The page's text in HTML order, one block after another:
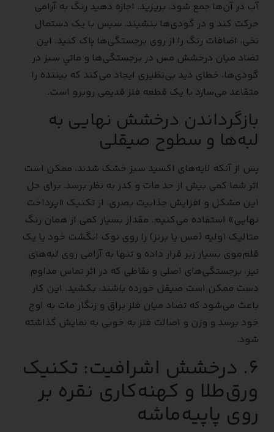
آب در آن‌ها جمع شود، بریزید. اجازه دهید رنگ به آرامی
حرکت کند و در گودی‌ها بنشیند. سپس با یک دستمال
نخی، اضافات رنگ را از روی برجستگی‌ها پاک کنید. این
تضاد میان درخشش مس در برجستگی‌ها و ماتیِ سبز در
گودی‌ها، خطای دید بی‌نظیری ایجاد می‌کند که بیننده را
متقاعد می‌سازد با یک قطعه فلز قدیمی روبرو است.
بازگرداندن درخشش نهایی به
لبه‌ها و سطوح صیقلی
پس از آنکه لایه‌های اکسید سبز خشک شدند، ممکن است
اثر شما کمی بیش از حد مات و کدر به نظر برسد. برای حل
این مشکل و افزایش جذابیت بصری، از تکنیک «پرداخت
نهایی» استفاده می‌کنیم. مقدار بسیار کمی از همان رنگ
متالیک اولیه (مس یا برنز) را روی نوک انگشت خود یا یک
قلم‌موی بسیار زبر قرار داده و تنها به آرامی روی لبه‌های
تیز، برجستگی‌های اصلی و نقاطی که در اثر تماس مداوم
دست ممکن است صیقل خورده باشند، بکشید. این کار
باعث می‌شود که تضاد میان فلز براق و زنگار مات به اوج
خود برسد و وزن و اصالت فلز به خوبی به نمایش گذاشته
شود.
۶. درخشش اشرافیت: تکنیک
ورق‌طلا و کهنه‌کاری نقره بر
روی پاپیه‌ماشه